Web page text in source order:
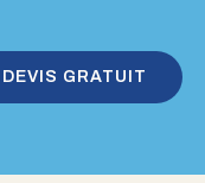
GRATUIT